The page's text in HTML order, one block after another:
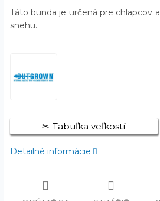
Táto bunda je určená pre chlapcov
snehu.
Tabuľka veľkostí
Detailné informácie